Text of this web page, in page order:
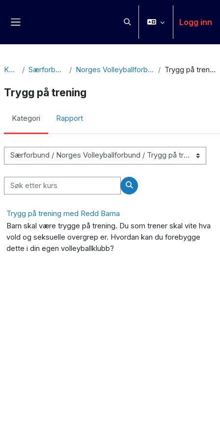
Veksle inndata for søkLogg inn
Kurs Særforbund Norges Volleyballforbund Trygg på trening
Trygg på trening
Kategori Rapport
Kurskategorier
Søk etter kurs
Søk etter kurs
Trygg på trening med Redd Barna
Barn skal være trygge på trening. Du som trener skal vite hva
vold og seksuelle overgrep er. Hvordan kan du forebygge
dette i din egen volleyballklubb?